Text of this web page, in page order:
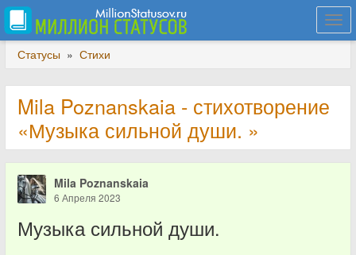
Статусы » Стихи
Mila Poznanskaia - стихотворение
«Музыка сильной души. »
Mila Poznanskaia
6 Апреля 2023
Музыка сильной души.